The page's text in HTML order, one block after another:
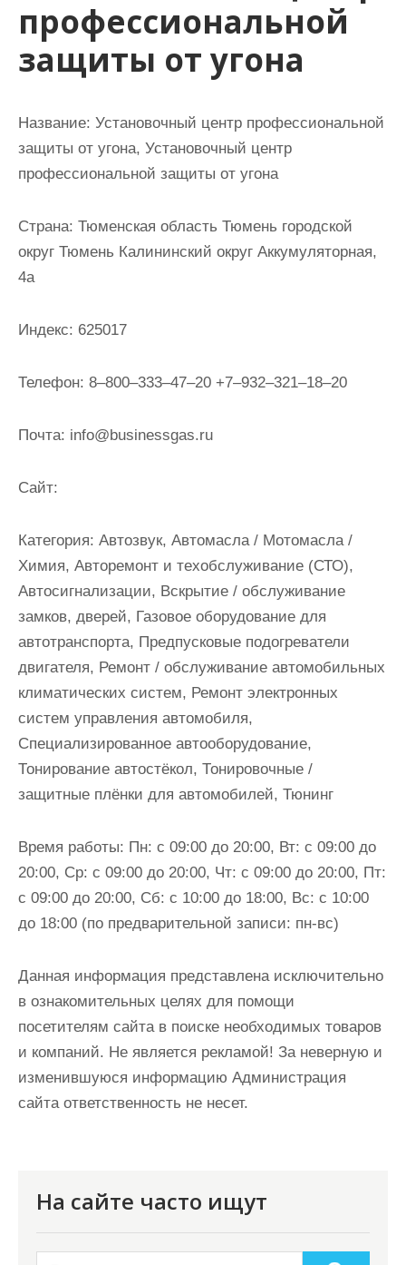
профессиональной
защиты от угона
Название: Установочный центр профессиональной
защиты от угона, Установочный центр
профессиональной защиты от угона
Страна: Тюменская область Тюмень городской
округ Тюмень Калининский округ Аккумуляторная,
4а
Индекс: 625017
Телефон: 8‒800‒333‒47‒20 +7‒932‒321‒18‒20
Почта: info@businessgas.ru
Cайт:
Категория: Автозвук, Автомасла / Мотомасла /
Химия, Авторемонт и техобслуживание (СТО),
Автосигнализации, Вскрытие / обслуживание
замков, дверей, Газовое оборудование для
автотранспорта, Предпусковые подогреватели
двигателя, Ремонт / обслуживание автомобильных
климатических систем, Ремонт электронных
систем управления автомобиля,
Специализированное автооборудование,
Тонирование автостёкол, Тонировочные /
защитные плёнки для автомобилей, Тюнинг
Время работы: Пн: с 09:00 до 20:00, Вт: с 09:00 до
20:00, Ср: с 09:00 до 20:00, Чт: с 09:00 до 20:00, Пт:
с 09:00 до 20:00, Сб: с 10:00 до 18:00, Вс: с 10:00
до 18:00 (по предварительной записи: пн-вс)
Данная информация представлена исключительно
в ознакомительных целях для помощи
посетителям сайта в поиске необходимых товаров
и компаний. Не является рекламой! За неверную и
изменившуюся информацию Администрация
сайта ответственность не несет.
На сайте часто ищут